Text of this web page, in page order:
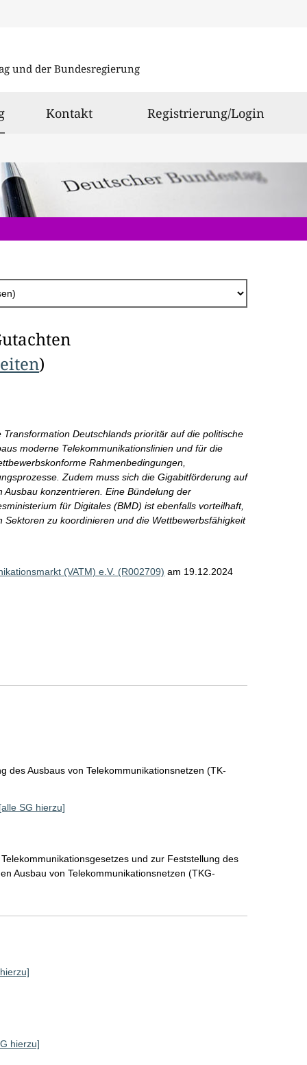
und der Bundesregierung
ausgewählt
Kontakt Registrierung/Login
)
Deutschlands prioritär auf die politische
moderne Telekommunikationslinien und für die
Rahmenbedingungen,
Zudem muss sich die Gigabitförderung auf
konzentrieren. Eine Bündelung der
für Digitales (BMD) ist ebenfalls vorteilhaft,
zu koordinieren und die Wettbewerbsfähigkeit
(VATM) e.V. (R002709) am 19.12.2024
des Ausbaus von Telekommunikationsnetzen (TK-
SG hierzu]
und zur Feststellung des
Ausbau von Telekommunikationsnetzen (TKG-
hierzu]